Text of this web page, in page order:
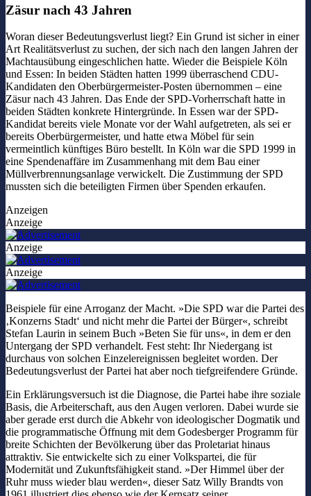
Zäsur nach 43 Jahren
Woran dieser Bedeutungsverlust liegt? Ein Grund ist sicher in einer
Art Realitätsverlust zu suchen, der sich nach den langen Jahren der
Machtausübung eingeschlichen hatte. Wieder die Beispiele Köln
und Essen: In beiden Städten hatten 1999 überraschend CDU-
Kandidaten den Oberbürgermeister-Posten übernommen – eine
Zäsur nach 43 Jahren. Das Ende der SPD-Vorherrschaft hatte in
beiden Städten konkrete Hintergründe. In Essen war der SPD-
Kandidat bereits viele Monate vor der Wahl aufgetreten, als sei er
bereits Oberbürgermeister, und hatte etwa Möbel für sein
vermeintlich künftiges Büro bestellt. In Köln war die SPD 1999 in
eine Spendenaffäre im Zusammenhang mit dem Bau einer
Müllverbrennungsanlage verwickelt. Die Zustimmung der SPD
mussten sich die beteiligten Firmen über Spenden erkaufen.
Anzeigen
Anzeige
Anzeige
Anzeige
Beispiele für eine Arroganz der Macht. »Die SPD war die Partei des
‚Konzerns Stadt‘ und nicht mehr die Partei der Bürger«, schreibt
Stefan Laurin in seinem Buch »Beten Sie für uns«, in dem er den
Untergang der SPD verhandelt. Fest steht: Ihr Niedergang ist
durchaus von solchen Einzelereignissen begleitet worden. Der
Bedeutungsverlust der Partei hat aber noch tiefgreifendere Gründe.
Ein Erklärungsversuch ist die Diagnose, die Partei habe ihre soziale
Basis, die Arbeiterschaft, aus den Augen verloren. Dabei wurde sie
aber gerade erst durch die Abkehr von ideologischer Dogmatik und
die programmatische Öffnung mit dem Godesberger Programm für
breite Schichten der Bevölkerung über das Proletariat hinaus
attraktiv. Sie entwickelte sich zu einer Volkspartei, die für
Modernität und Zukunftsfähigkeit stand. »Der Himmel über der
Ruhr muss wieder blau werden«, dieser Satz Willy Brandts von